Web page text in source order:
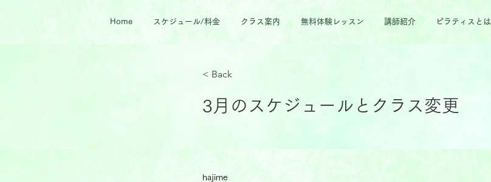
Home スケジュール/料金 クラス案内 無料体験レッスン 講師紹介 ピラティスとは
< Back
3月のスケジュールとクラス変更
hajime